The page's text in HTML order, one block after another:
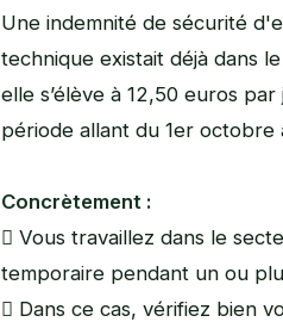
Une indemnité de sécurité
technique existait déjà dans
elle s’élève à 12,50 euros
période allant du 1er octobre
Concrètement :
 Vous travaillez dans le
temporaire pendant un ou
 Dans ce cas, vérifiez bien